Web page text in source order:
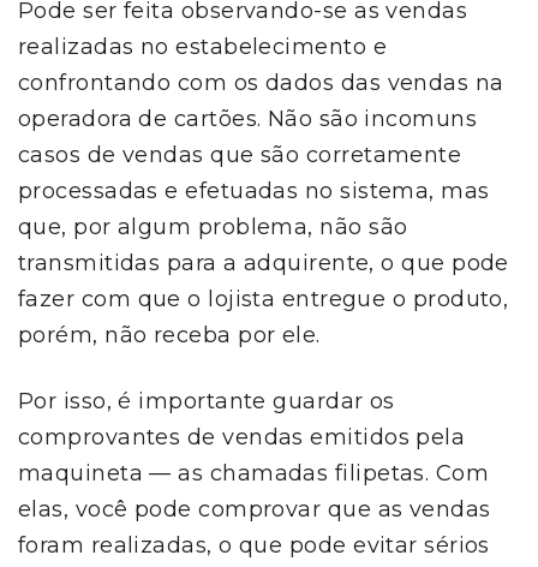
Pode ser feita observando-se as vendas
realizadas no estabelecimento e
confrontando com os dados das vendas na
operadora de cartões. Não são incomuns
casos de vendas que são corretamente
processadas e efetuadas no sistema, mas
que, por algum problema, não são
transmitidas para a adquirente, o que pode
fazer com que o lojista entregue o produto,
porém, não receba por ele.
Por isso, é importante guardar os
comprovantes de vendas emitidos pela
maquineta — as chamadas filipetas. Com
elas, você pode comprovar que as vendas
foram realizadas, o que pode evitar sérios